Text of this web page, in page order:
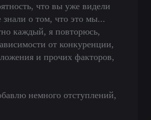
что вы уже видели
знали о том, что это мы...
каждый, я повторюсь,
от конкуренции,
и прочих факторов,
немного отступлений,